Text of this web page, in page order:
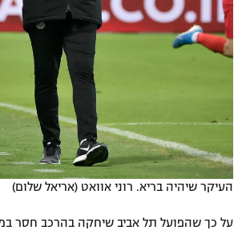
העיקר שיהיה בריא. רוני אוואט (אריאל שלום)
על כך שהפועל תל אביב שיחקה בהרכב חסר